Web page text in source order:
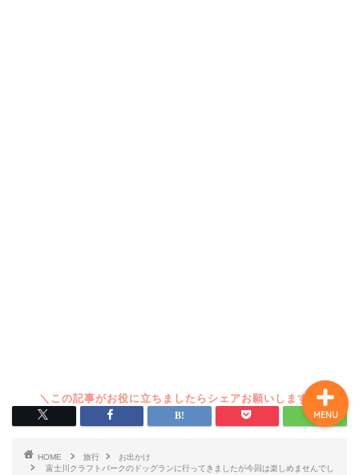
HOME 旅行
お出かけ
富士川クラフトパークのドッグランに行ってきましたが今回は楽しめませんでし
MENU